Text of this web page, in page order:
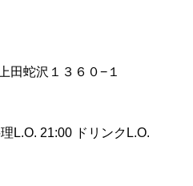
田蛇沢１３６０−１
L.O. 21:00 ドリンクL.O.